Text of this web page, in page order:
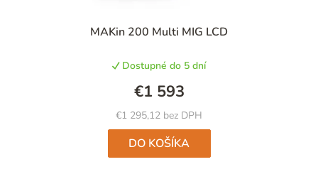
MAKin 200 Multi MIG LCD
Dostupné do 5 dní
€1 295,12 bez DPH
€1 593
DO KOŠÍKA